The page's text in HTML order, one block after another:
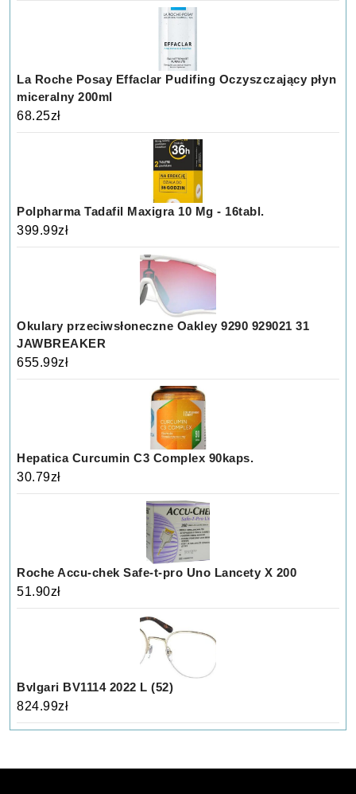
La Roche Posay Effaclar Pudifing Oczyszczający płyn
miceralny 200ml
68.25zł
Polpharma Tadafil Maxigra 10 Mg - 16tabl.
399.99zł
Okulary przeciwsłoneczne Oakley 9290 929021 31
JAWBREAKER
655.99zł
Hepatica Curcumin C3 Complex 90kaps.
30.79zł
Roche Accu-chek Safe-t-pro Uno Lancety X 200
51.90zł
Bvlgari BV1114 2022 L (52)
824.99zł